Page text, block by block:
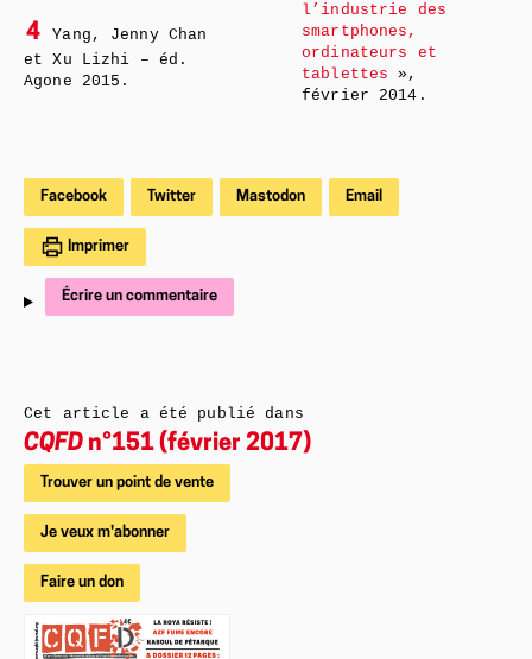
4
Yang, Jenny Chan
et Xu Lizhi – éd.
Agone 2015.
l’industrie des
smartphones,
ordinateurs et
tablettes »,
février 2014.
Facebook Twitter Mastodon Email
Imprimer
Écrire un commentaire
Cet article a été publié dans
CQFD n°151 (février 2017)
Trouver un point de vente
Je veux m'abonner
Faire un don